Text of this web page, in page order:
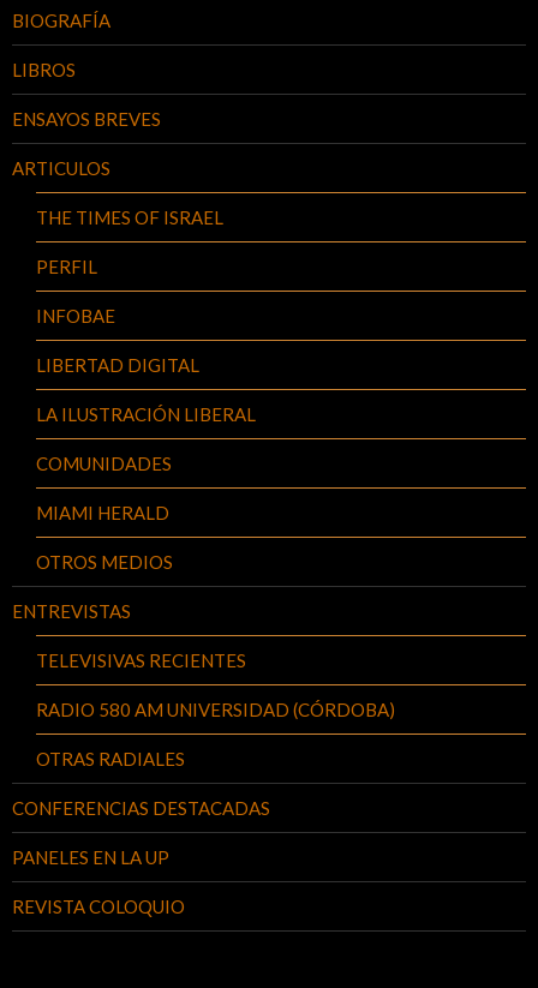
BIOGRAFÍA
LIBROS
ENSAYOS BREVES
ARTICULOS
THE TIMES OF ISRAEL
PERFIL
INFOBAE
LIBERTAD DIGITAL
LA ILUSTRACIÓN LIBERAL
COMUNIDADES
MIAMI HERALD
OTROS MEDIOS
ENTREVISTAS
TELEVISIVAS RECIENTES
RADIO 580 AM UNIVERSIDAD (CÓRDOBA)
OTRAS RADIALES
CONFERENCIAS DESTACADAS
PANELES EN LA UP
REVISTA COLOQUIO